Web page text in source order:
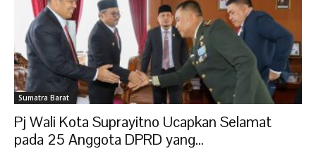
Sumatra Barat
Pj Wali Kota Suprayitno Ucapkan Selamat
pada 25 Anggota DPRD yang...